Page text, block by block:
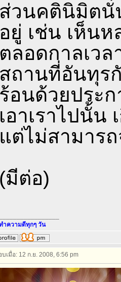
ส่วนคตินิมิตนั่
อยู่ เช่น เห็น
ตลอดกาลเว
สถานที่อันทุร
ร้อนด้วยประก
เอาเราไปนั้น
แต่ไม่สามาร
(มีต่อ)
ำความดีทุกๆ วัน
บเมื่อ: 12 ก.ย. 2008, 6:56 pm